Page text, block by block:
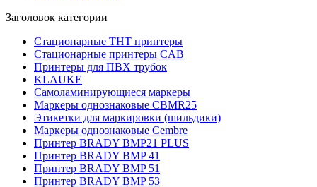
Заголовок категории
Стационарные THT принтеры
Стационарные принтеры CAB
Принтеры для ПВХ трубок
KLAUKE
Самоламинирующиеся маркеры
Маркеры однознаковые CBMR25
Этикетки для маркировки (шильдики)
Маркеры однознаковые Cembre
Принтер BRADY BMP21 PLUS
Принтер BRADY BMP 41
Принтер BRADY BMP 51
Принтер BRADY BMP 53